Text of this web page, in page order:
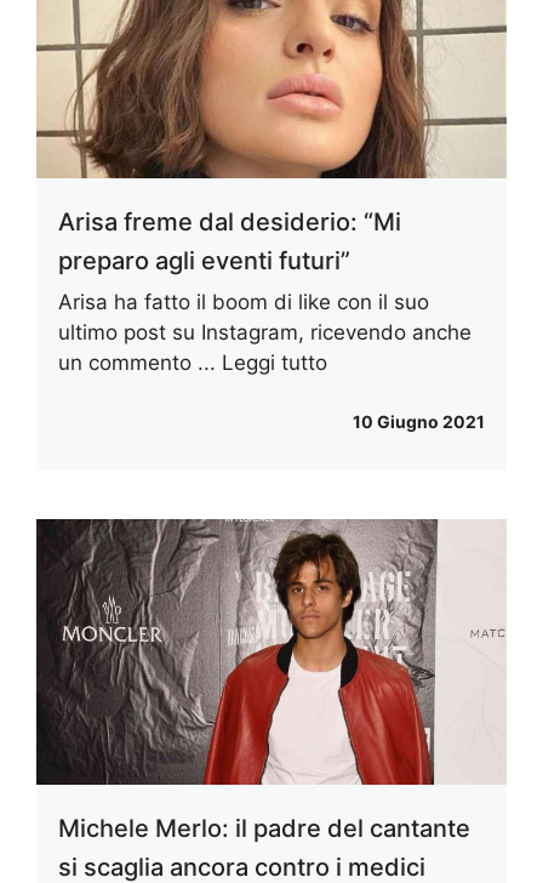
Arisa freme dal desiderio: “Mi
preparo agli eventi futuri”
Arisa ha fatto il boom di like con il suo
ultimo post su Instagram, ricevendo anche
un commento ... Leggi tutto
10 Giugno 2021
Michele Merlo: il padre del cantante
si scaglia ancora contro i medici